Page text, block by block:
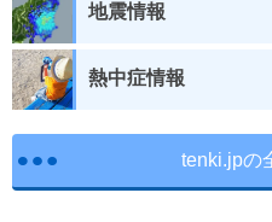
地震情報
熱中症情報
tenki.jpの